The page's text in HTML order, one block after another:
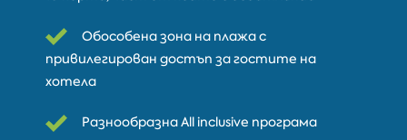
Обособена зона на плажа с
привилегирован достъп за гостите на
хотела
Разнообразна All inclusive програма